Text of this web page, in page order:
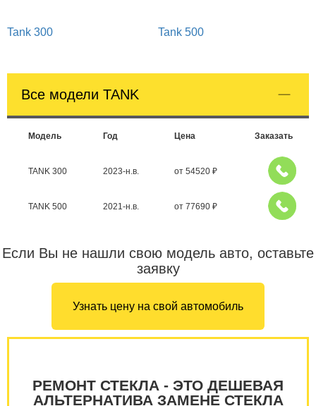
Tank 300 Tank 500
Все модели TANK
Модель Год Цена Заказать
TANK 300 2023-н.в. от 54520 ₽
TANK 500 2021-н.в. от 77690 ₽
Если Вы не нашли свою модель авто, оставьте
заявку
Узнать цену на свой автомобиль
РЕМОНТ СТЕКЛА - ЭТО ДЕШЕВАЯ
АЛЬТЕРНАТИВА ЗАМЕНЕ СТЕКЛА